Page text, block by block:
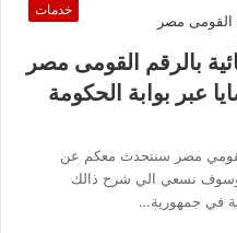
خدمات
بالرقم القومى مصر
عبر بوابة الحكومة
القومي مصر سنتحدث معكم عن
وسوف نسعي الي شرح ذالك
في جمهورية…